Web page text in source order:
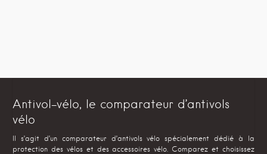
Antivol-vélo, le comparateur d’antivols
vélo
Il s’agit d’un comparateur d’antivols vélo spécialement dédié à la
protection des vélos et des accessoires vélo. Comparez et choisissez